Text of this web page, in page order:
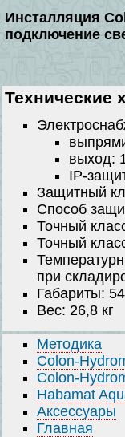
Инсталляция
подключение
Технические
выход:
IP-
Защитный
Способ
Точный
Точный
при
Габариты:
Вес: 26,8 кг
Методика
Colon-
Colon-
Habamat
Аксессуары
Главная